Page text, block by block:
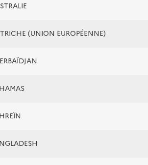
(UNION EUROPÉENNE)